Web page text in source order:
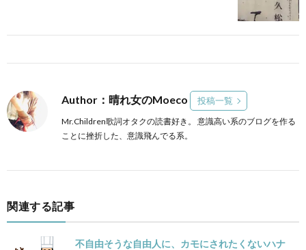
Author：晴れ女のMoeco 投稿一覧
Mr.Children歌詞オタクの読書好き。 意識高い系のブログを作る
ことに挫折した、意識飛んでる系。
関連する記事
不自由そうな自由人に、カモにされたくないハナ